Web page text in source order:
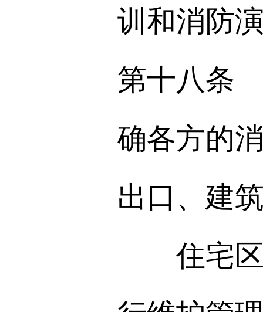
训和消防
第十八条
确各方的
出口、建
住宅区